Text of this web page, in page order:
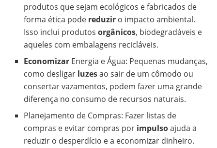
produtos que sejam ecológicos e fabricados de
forma ética pode reduzir o impacto ambiental.
Isso inclui produtosorgânicos, biodegradáveis e
aqueles com embalagens recicláveis.
Economizar Energia e Água: Pequenas mudanças,
como desligar luzesao sair de um cômodo ou
consertar vazamentos, podem fazer uma grande
diferença no consumo de recursos naturais.
Planejamento de Compras: Fazer listas de
compras e evitar compras por impulsoajuda a
reduzir o desperdício e a economizar dinheiro.